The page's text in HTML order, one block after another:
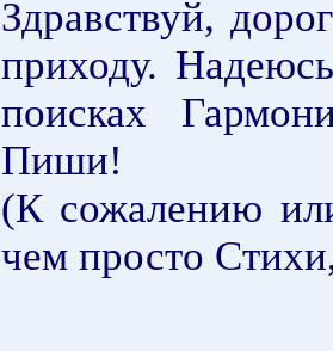
Здравствуй,
приходу.
поисках
Пиши!
(К сожалению
чем просто